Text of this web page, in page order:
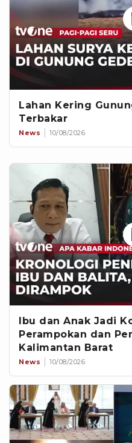
Lahan Kering
Terbakar
News 10/08/2026
Ibu dan Anak Jadi
Perampokan dan
Kalimantan Barat
News 10/08/2026